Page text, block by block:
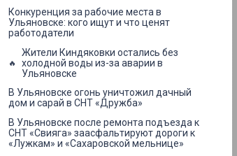
Конкуренция за рабочие места в
Ульяновске: кого ищут и что ценят
работодатели
Жители Киндяковки остались без
холодной воды из-за аварии в
Ульяновске
В Ульяновске огонь уничтожил дачный
дом и сарай в СНТ «Дружба»
В Ульяновске после ремонта подъезда к
СНТ «Свияга» заасфальтируют дороги к
«Лужкам» и «Сахаровской мельнице»